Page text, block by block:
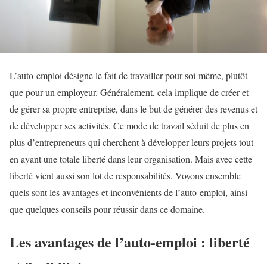
L’auto-emploi désigne le fait de travailler pour soi-même, plutôt
que pour un employeur. Généralement, cela implique de créer et
de gérer sa propre entreprise, dans le but de générer des revenus et
de développer ses activités. Ce mode de travail séduit de plus en
plus d’entrepreneurs qui cherchent à développer leurs projets tout
en ayant une totale liberté dans leur organisation. Mais avec cette
liberté vient aussi son lot de responsabilités. Voyons ensemble
quels sont les avantages et inconvénients de l’auto-emploi, ainsi
que quelques conseils pour réussir dans ce domaine.
Les avantages de l’auto-emploi : liberté